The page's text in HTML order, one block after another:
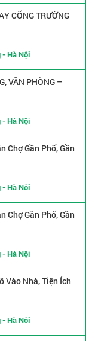
CỔNG TRƯỜNG
- Hà Nội
VĂN PHÒNG –
- Hà Nội
Chợ Gần Phố, Gần
- Hà Nội
Chợ Gần Phố, Gần
- Hà Nội
Vào Nhà, Tiện Ích
- Hà Nội